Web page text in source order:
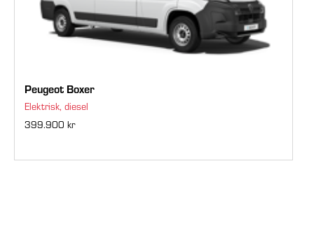
Peugeot Boxer
Elektrisk, diesel
399.900 kr